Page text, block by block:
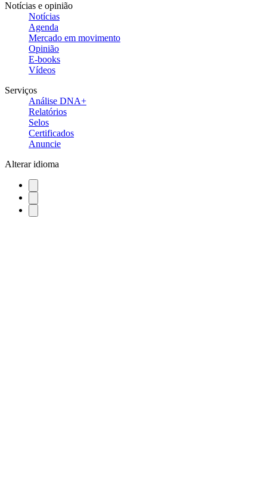
Notícias e opinião
Notícias
Agenda
Mercado em movimento
Opinião
E-books
Vídeos
Serviços
Análise DNA+
Relatórios
Selos
Certificados
Anuncie
Alterar idioma